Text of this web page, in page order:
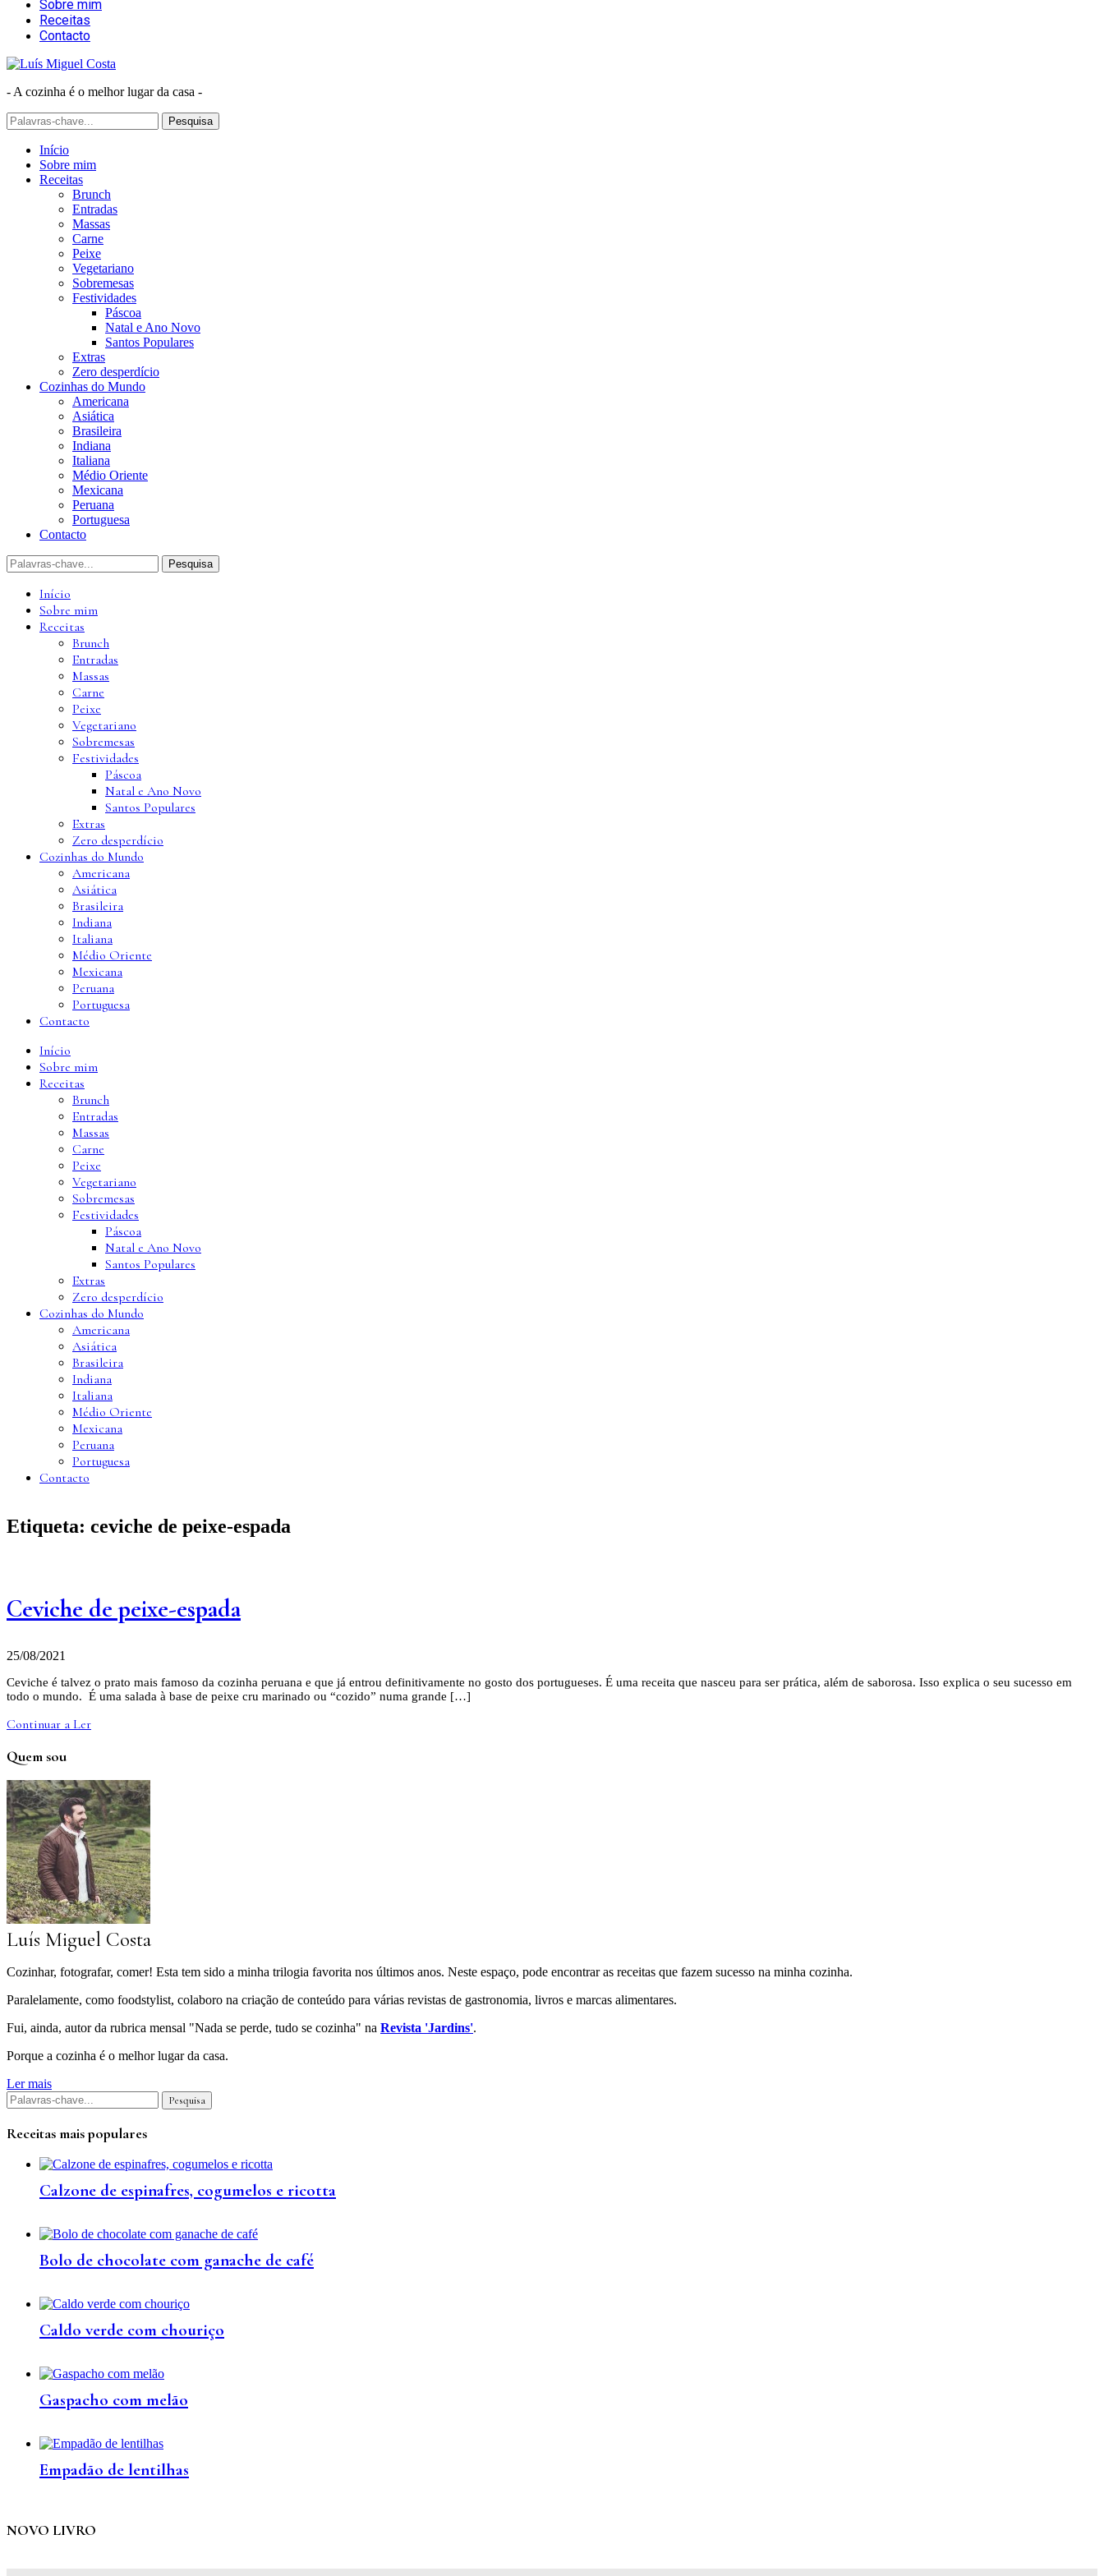
Sobre mim
Receitas
Contacto
- A cozinha é o melhor lugar da casa -
Início
Sobre mim
Receitas
Brunch
Entradas
Massas
Carne
Peixe
Vegetariano
Sobremesas
Festividades
Páscoa
Natal e Ano Novo
Santos Populares
Extras
Zero desperdício
Cozinhas do Mundo
Americana
Asiática
Brasileira
Indiana
Italiana
Médio Oriente
Mexicana
Peruana
Portuguesa
Contacto
Início
Sobre mim
Receitas
Brunch
Entradas
Massas
Carne
Peixe
Vegetariano
Sobremesas
Festividades
Páscoa
Natal e Ano Novo
Santos Populares
Extras
Zero desperdício
Cozinhas do Mundo
Americana
Asiática
Brasileira
Indiana
Italiana
Médio Oriente
Mexicana
Peruana
Portuguesa
Contacto
Início
Sobre mim
Receitas
Brunch
Entradas
Massas
Carne
Peixe
Vegetariano
Sobremesas
Festividades
Páscoa
Natal e Ano Novo
Santos Populares
Extras
Zero desperdício
Cozinhas do Mundo
Americana
Asiática
Brasileira
Indiana
Italiana
Médio Oriente
Mexicana
Peruana
Portuguesa
Contacto
Etiqueta: ceviche de peixe-espada
Ceviche de peixe-espada
25/08/2021
Ceviche é talvez o prato mais famoso da cozinha peruana e que já entrou definitivamente no gosto dos portugueses. É uma receita que nasceu para ser prática, além de saborosa. Isso explica o seu sucesso em
todo o mundo. É uma salada à base de peixe cru marinado ou “cozido” numa grande […]
Continuar a Ler
Quem sou
Luís Miguel Costa
Cozinhar, fotografar, comer! Esta tem sido a minha trilogia favorita nos últimos anos. Neste espaço, pode encontrar as receitas que fazem sucesso na minha cozinha.
Paralelamente, como foodstylist, colaboro na criação de conteúdo para várias revistas de gastronomia, livros e marcas alimentares.
Fui, ainda, autor da rubrica mensal "Nada se perde, tudo se cozinha" na Revista 'Jardins'.
Porque a cozinha é o melhor lugar da casa.
Ler mais
Receitas mais populares
Calzone de espinafres, cogumelos e ricotta
Bolo de chocolate com ganache de café
Caldo verde com chouriço
Gaspacho com melão
Empadão de lentilhas
NOVO LIVRO